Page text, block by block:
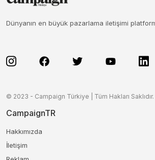
Dünyanın en büyük pazarlama iletişimi
© 2023 - Campaign Türkiye | Tüm Hakları Saklıdır.
CampaignTR
Hakkımızda
İletişim